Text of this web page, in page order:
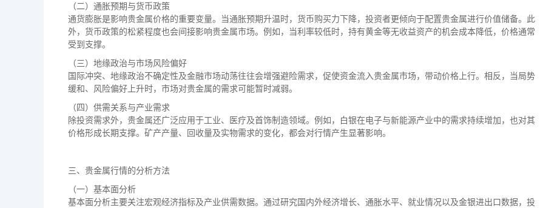
（二）通胀预期与货币政策
通货膨胀是影响贵金属价格的重要变量。当通胀预期升温时，货币购买力下降，投资者更倾向于配置贵金属进行价值储备。此
外，货币政策的松紧程度也会间接影响贵金属市场。例如，当利率较低时，持有黄金等无收益资产的机会成本降低，价格通常
受到支撑。
（三）地缘政治与市场风险偏好
国际冲突、地缘政治不确定性及金融市场动荡往往会增强避险需求，促使资金流入贵金属市场，带动价格上行。相反，当局势
缓和、风险偏好上升时，市场对贵金属的需求可能暂时减弱。
（四）供需关系与产业需求
除投资需求外，贵金属还广泛应用于工业、医疗及首饰制造领域。例如，白银在电子与新能源产业中的需求持续增加，也对其
价格形成长期支撑。矿产产量、回收量及实物需求的变化，都会对行情产生显著影响。
三、贵金属行情的分析方法
（一）基本面分析
基本面分析主要关注宏观经济指标及产业供需数据。通过研究国内外经济增长、通胀水平、就业情况以及金银进出口数据，投